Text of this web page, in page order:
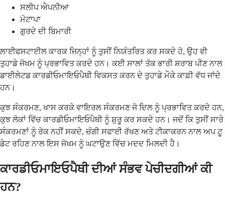
ਸਲੀਪ ਐਪਨੀਆ
ਮੋਟਾਪਾ
ਗੁਰਦੇ ਦੀ ਬਿਮਾਰੀ
ਲਾਈਫਸਟਾਈਲ ਕਾਰਕ ਜਿਨ੍ਹਾਂ ਨੂੰ ਤੁਸੀਂ ਨਿਯੰਤਰਿਤ ਕਰ ਸਕਦੇ ਹੋ, ਉਹ ਵੀ
ਤੁਹਾਡੇ ਜੋਖਮ ਨੂੰ ਪ੍ਰਭਾਵਿਤ ਕਰਦੇ ਹਨ। ਕਈ ਸਾਲਾਂ ਤੱਕ ਭਾਰੀ ਸ਼ਰਾਬ ਪੀਣ ਨਾਲ
ਡਾਈਲੇਟਡ ਕਾਰਡੀਓਮਾਇਓਪੈਥੀ ਵਿਕਸਤ ਕਰਨ ਦੇ ਤੁਹਾਡੇ ਮੌਕੇ ਕਾਫ਼ੀ ਵੱਧ ਜਾਂਦੇ
ਹਨ।
ਕੁਝ ਸੰਕਰਮਣ, ਖਾਸ ਕਰਕੇ ਵਾਇਰਲ ਸੰਕਰਮਣ ਜੋ ਦਿਲ ਨੂੰ ਪ੍ਰਭਾਵਿਤ ਕਰਦੇ ਹਨ,
ਕੁਝ ਲੋਕਾਂ ਵਿੱਚ ਕਾਰਡੀਓਮਾਇਓਪੈਥੀ ਨੂੰ ਸ਼ੁਰੂ ਕਰ ਸਕਦੇ ਹਨ। ਜਦੋਂ ਕਿ ਤੁਸੀਂ ਸਾਰੇ
ਸੰਕਰਮਣਾਂ ਨੂੰ ਰੋਕ ਨਹੀਂ ਸਕਦੇ, ਚੰਗੀ ਸਫਾਈ ਰੱਖਣ ਅਤੇ ਟੀਕਾਕਰਨ ਨਾਲ ਅਪ ਟੂ
ਡੇਟ ਰਹਿਣ ਨਾਲ ਇਸ ਜੋਖਮ ਨੂੰ ਘਟਾਉਣ ਵਿੱਚ ਮਦਦ ਮਿਲਦੀ ਹੈ।
ਕਾਰਡੀਓਮਾਇਓਪੈਥੀ ਦੀਆਂ ਸੰਭਵ ਪੇਚੀਦਗੀਆਂ ਕੀ
ਹਨ?